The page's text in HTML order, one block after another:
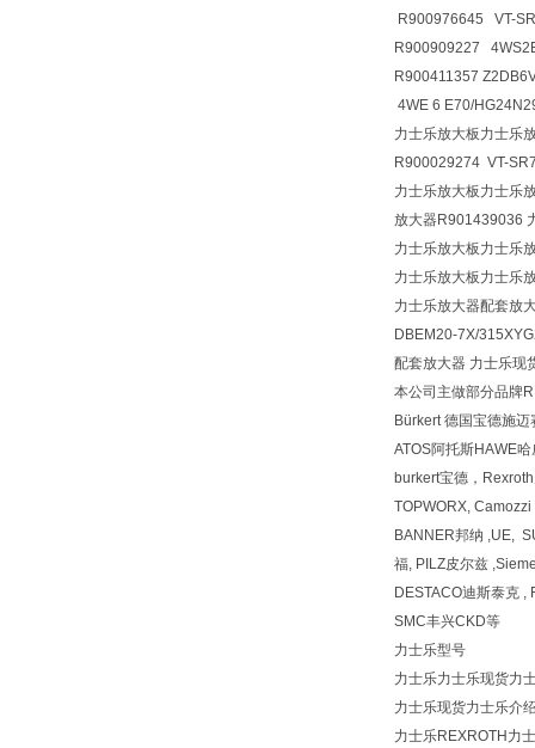
R900976645 VT-
R900909227
R900411357
4WE 6 E70/
力士乐放大板力士乐
R900029274 VT-
力士乐放大板力士乐
放大器R901439036
力士乐放大板力士乐
力士乐放大板力士乐
力士乐放大器配套放
DBEM20-7X/
配套放大器 力士乐现
本公司主做部分品牌
Bürkert 德国宝德施
ATOS阿托斯HAWE
burkert宝德，
TOPWORX,
BANNER邦纳 ,UE,
福, PILZ皮尔兹
DESTACO迪斯泰克
SMC丰兴CKD等
力士乐型号
力士乐力士乐现货力
力士乐现货力士乐介
力士乐REXROTH力